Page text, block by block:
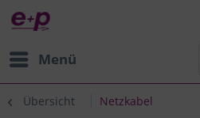
Menü
Übersicht Netzkabel